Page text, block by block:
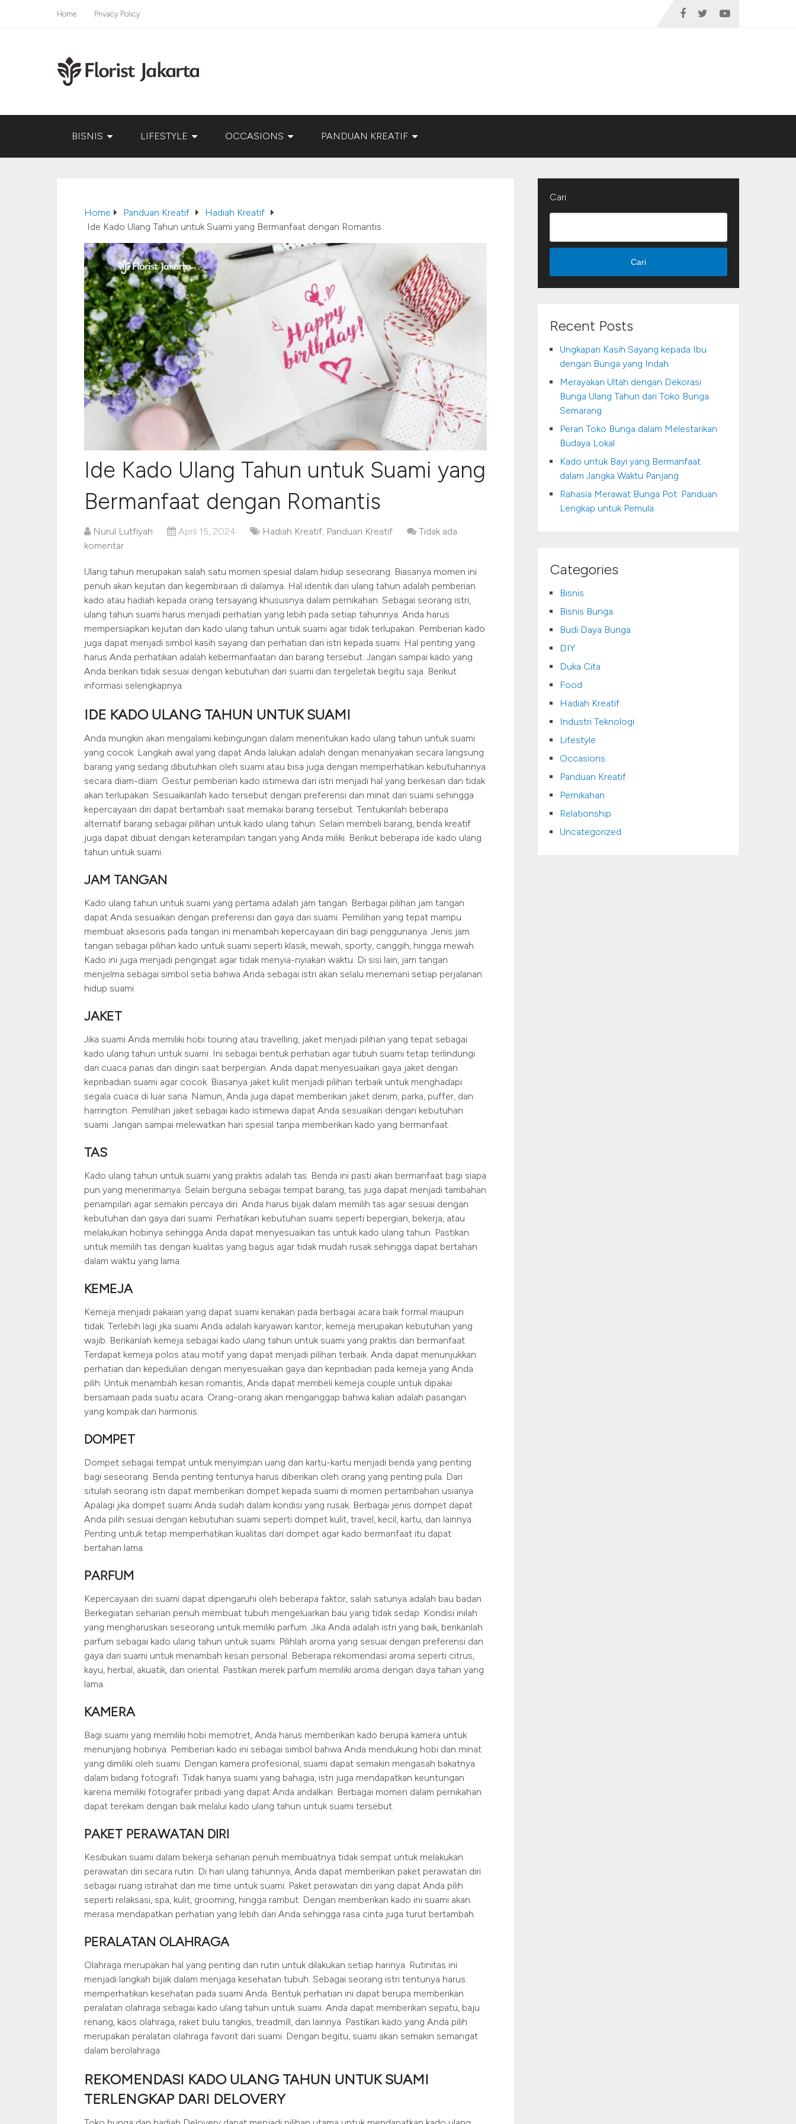
Home Privacy Policy
BISNIS LIFESTYLE OCCASIONS PANDUAN KREATIF
Home Panduan Kreatif
Hadiah Kreatif
Ide Kado Ulang Tahun untuk Suami yang Bermanfaat dengan Romantis
Ide Kado Ulang Tahun untuk Suami yang
Bermanfaat dengan Romantis
Nurul Lutfiyah April 15, 2024 Hadiah Kreatif, Panduan Kreatif
Tidak ada
komentar
Ulang tahun merupakan salah satu momen spesial dalam hidup seseorang. Biasanya momen ini
penuh akan kejutan dan kegembiraan di dalamya. Hal identik dari ulang tahun adalah pemberian
kado atau hadiah kepada orang tersayang khususnya dalam pernikahan. Sebagai seorang istri,
ulang tahun suami harus menjadi perhatian yang lebih pada setiap tahunnya. Anda harus
mempersiapkan kejutan dan kado ulang tahun untuk suami agar tidak terlupakan. Pemberian kado
juga dapat menjadi simbol kasih sayang dan perhatian dari istri kepada suami. Hal penting yang
harus Anda perhatikan adalah kebermanfaatan dari barang tersebut. Jangan sampai kado yang
Anda berikan tidak sesuai dengan kebutuhan dari suami dan tergeletak begitu saja. Berikut
informasi selengkapnya.
IDE KADO ULANG TAHUN UNTUK SUAMI
Anda mungkin akan mengalami kebingungan dalam menentukan kado ulang tahun untuk suami
yang cocok. Langkah awal yang dapat Anda lalukan adalah dengan menanyakan secara langsung
barang yang sedang dibutuhkan oleh suami atau bisa juga dengan memperhatikan kebutuhannya
secara diam-diam. Gestur pemberian kado istimewa dari istri menjadi hal yang berkesan dan tidak
akan terlupakan. Sesuaikanlah kado tersebut dengan preferensi dan minat dari suami sehingga
kepercayaan diri dapat bertambah saat memakai barang tersebut. Tentukanlah beberapa
alternatif barang sebagai pilihan untuk kado ulang tahun. Selain membeli barang, benda kreatif
juga dapat dibuat dengan keterampilan tangan yang Anda miliki. Berikut beberapa ide kado ulang
tahun untuk suami.
JAM TANGAN
Kado ulang tahun untuk suami yang pertama adalah jam tangan. Berbagai pilihan jam tangan
dapat Anda sesuaikan dengan preferensi dan gaya dari suami. Pemilihan yang tepat mampu
membuat aksesoris pada tangan ini menambah kepercayaan diri bagi penggunanya. Jenis jam
tangan sebagai pilihan kado untuk suami seperti klasik, mewah, sporty, canggih, hingga mewah.
Kado ini juga menjadi pengingat agar tidak menyia-nyiakan waktu. Di sisi lain, jam tangan
menjelma sebagai simbol setia bahwa Anda sebagai istri akan selalu menemani setiap perjalanan
hidup suami.
JAKET
Jika suami Anda memiliki hobi touring atau travelling, jaket menjadi pilihan yang tepat sebagai
kado ulang tahun untuk suami. Ini sebagai bentuk perhatian agar tubuh suami tetap terlindungi
dari cuaca panas dan dingin saat berpergian. Anda dapat menyesuaikan gaya jaket dengan
kepribadian suami agar cocok. Biasanya jaket kulit menjadi pilihan terbaik untuk menghadapi
segala cuaca di luar sana. Namun, Anda juga dapat memberikan jaket denim, parka, puffer, dan
harrington. Pemilihan jaket sebagai kado istimewa dapat Anda sesuaikan dengan kebutuhan
suami. Jangan sampai melewatkan hari spesial tanpa memberikan kado yang bermanfaat.
TAS
Kado ulang tahun untuk suami yang praktis adalah tas. Benda ini pasti akan bermanfaat bagi siapa
pun yang menerimanya. Selain berguna sebagai tempat barang, tas juga dapat menjadi tambahan
penampilan agar semakin percaya diri. Anda harus bijak dalam memilih tas agar sesuai dengan
kebutuhan dan gaya dari suami. Perhatikan kebutuhan suami seperti bepergian, bekerja, atau
melakukan hobinya sehingga Anda dapat menyesuaikan tas untuk kado ulang tahun. Pastikan
untuk memilih tas dengan kualitas yang bagus agar tidak mudah rusak sehingga dapat bertahan
dalam waktu yang lama.
KEMEJA
Kemeja menjadi pakaian yang dapat suami kenakan pada berbagai acara baik formal maupun
tidak. Terlebih lagi jika suami Anda adalah karyawan kantor, kemeja merupakan kebutuhan yang
wajib. Berikanlah kemeja sebagai kado ulang tahun untuk suami yang praktis dan bermanfaat.
Terdapat kemeja polos atau motif yang dapat menjadi pilihan terbaik. Anda dapat menunjukkan
perhatian dan kepedulian dengan menyesuaikan gaya dan kepribadian pada kemeja yang Anda
pilih. Untuk menambah kesan romantis, Anda dapat membeli kemeja couple untuk dipakai
bersamaan pada suatu acara. Orang-orang akan menganggap bahwa kalian adalah pasangan
yang kompak dan harmonis.
DOMPET
Dompet sebagai tempat untuk menyimpan uang dan kartu-kartu menjadi benda yang penting
bagi seseorang. Benda penting tentunya harus diberikan oleh orang yang penting pula. Dari
situlah seorang istri dapat memberikan dompet kepada suami di momen pertambahan usianya.
Apalagi jika dompet suami Anda sudah dalam kondisi yang rusak. Berbagai jenis dompet dapat
Anda pilih sesuai dengan kebutuhan suami seperti dompet kulit, travel, kecil, kartu, dan lainnya.
Penting untuk tetap memperhatikan kualitas dari dompet agar kado bermanfaat itu dapat
bertahan lama.
PARFUM
Kepercayaan diri suami dapat dipengaruhi oleh beberapa faktor, salah satunya adalah bau badan.
Berkegiatan seharian penuh membuat tubuh mengeluarkan bau yang tidak sedap. Kondisi inilah
yang mengharuskan seseorang untuk memiliki parfum. Jika Anda adalah istri yang baik, berikanlah
parfum sebagai kado ulang tahun untuk suami. Pilihlah aroma yang sesuai dengan preferensi dan
gaya dari suami untuk menambah kesan personal. Beberapa rekomendasi aroma seperti citrus,
kayu, herbal, akuatik, dan oriental. Pastikan merek parfum memiliki aroma dengan daya tahan yang
lama.
KAMERA
Bagi suami yang memiliki hobi memotret, Anda harus memberikan kado berupa kamera untuk
menunjang hobinya. Pemberian kado ini sebagai simbol bahwa Anda mendukung hobi dan minat
yang dimiliki oleh suami. Dengan kamera profesional, suami dapat semakin mengasah bakatnya
dalam bidang fotografi. Tidak hanya suami yang bahagia, istri juga mendapatkan keuntungan
karena memiliki fotografer pribadi yang dapat Anda andalkan. Berbagai momen dalam pernikahan
dapat terekam dengan baik melalui kado ulang tahun untuk suami tersebut.
PAKET PERAWATAN DIRI
Kesibukan suami dalam bekerja seharian penuh membuatnya tidak sempat untuk melakukan
perawatan diri secara rutin. Di hari ulang tahunnya, Anda dapat memberikan paket perawatan diri
sebagai ruang istirahat dan me time untuk suami. Paket perawatan diri yang dapat Anda pilih
seperti relaksasi, spa, kulit, grooming, hingga rambut. Dengan memberikan kado ini suami akan
merasa mendapatkan perhatian yang lebih dari Anda sehingga rasa cinta juga turut bertambah.
PERALATAN OLAHRAGA
Olahraga merupakan hal yang penting dan rutin untuk dilakukan setiap harinya. Rutinitas ini
menjadi langkah bijak dalam menjaga kesehatan tubuh. Sebagai seorang istri tentunya harus
memperhatikan kesehatan pada suami Anda. Bentuk perhatian ini dapat berupa memberikan
peralatan olahraga sebagai kado ulang tahun untuk suami. Anda dapat memberikan sepatu, baju
renang, kaos olahraga, raket bulu tangkis, treadmill, dan lainnya. Pastikan kado yang Anda pilih
merupakan peralatan olahraga favorit dari suami. Dengan begitu, suami akan semakin semangat
dalam berolahraga.
REKOMENDASI KADO ULANG TAHUN UNTUK SUAMI
TERLENGKAP DARI DELOVERY
Cari
Cari
Recent Posts
Ungkapan Kasih Sayang kepada Ibu
dengan Bunga yang Indah
Merayakan Ultah dengan Dekorasi
Bunga Ulang Tahun dari Toko Bunga
Semarang
Peran Toko Bunga dalam Melestarikan
Budaya Lokal
Kado untuk Bayi yang Bermanfaat
dalam Jangka Waktu Panjang
Rahasia Merawat Bunga Pot: Panduan
Lengkap untuk Pemula
Categories
Bisnis
Bisnis Bunga
Budi Daya Bunga
DIY
Duka Cita
Food
Hadiah Kreatif
Industri Teknologi
Lifestyle
Occasions
Panduan Kreatif
Pernikahan
Relationship
Uncategorized